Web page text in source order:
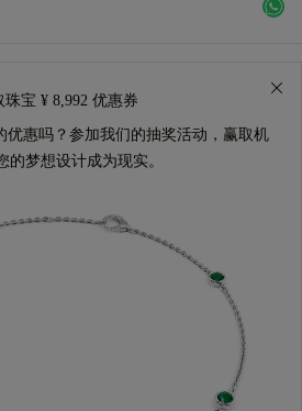
珠宝 ¥ 8,992 优惠券
优惠吗？参加我们的抽奖活动，赢取机
的梦想设计成为现实。